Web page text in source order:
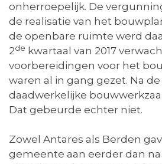
onherroepelijk. De
de realisatie van het
de openbare ruimte werd
2de kwartaal van 2017
voorbereidingen voor het
waren al in gang gezet. Na
daadwerkelijke
Dat gebeurde echter niet.
Zowel Antares als Berden
gemeente aan eerder dan